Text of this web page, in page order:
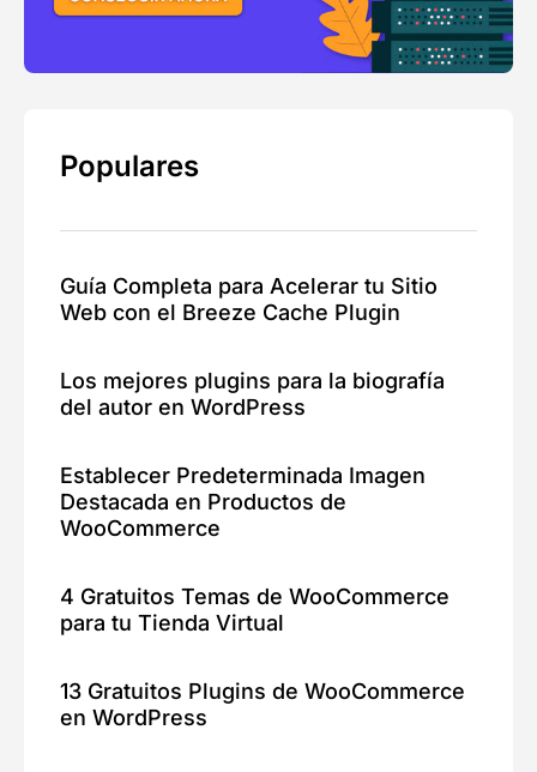
Populares
Guía Completa para Acelerar tu Sitio
Web con el Breeze Cache Plugin
Los mejores plugins para la biografía
del autor en WordPress
Establecer Predeterminada Imagen
Destacada en Productos de
WooCommerce
4 Gratuitos Temas de WooCommerce
para tu Tienda Virtual
13 Gratuitos Plugins de WooCommerce
en WordPress